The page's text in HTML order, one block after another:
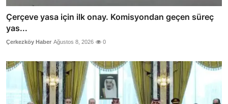
Çerçeve yasa için ilk onay. Komisyondan geçen süreç
yas...
Çerkezköy Haber Ağustos 8, 2026 0